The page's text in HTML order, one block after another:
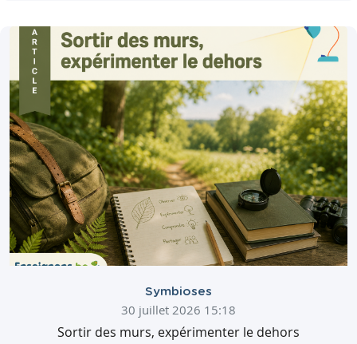
Symbioses
30 juillet 2026 15:18
Sortir des murs, expérimenter le dehors